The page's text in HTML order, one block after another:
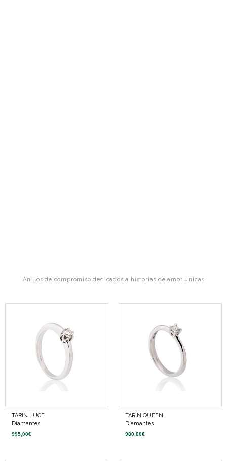
Anillos de compromiso dedicados a historias de amor únicas
TARIN LUCE
Diamantes
995,00€
TARIN QUEEN
Diamantes
980,00€